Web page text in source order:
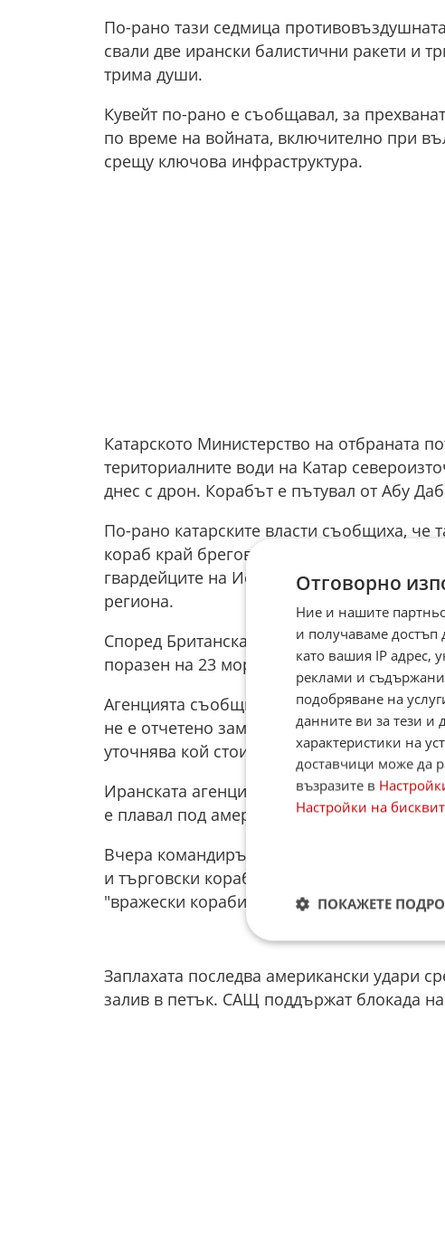
По-рано тази седмица
свали две ирански балистични ракети и
трима души.
Кувейт по-рано е съобщавал, за
по време на войната, включително при
срещу ключова инфраструктура.
Катарското Министерство на отбраната
териториалните води на Катар
днес с дрон. Корабът е пътувал от Абу
По-рано катарските власти съобщиха, че
кораб край бреговете на Катар. Това
гвардейците на Ислямската революция
региона.
Според Британската агенция за
поразен на 23 морски мили
Агенцията съобщи, че е избухнал малък
не е отчетено замърсяване на околната
уточнява кой стои зад атаката.
Иранската агенция Фарс, позовавайки
е плавал под американски флаг и е
Вчера командирът на флота на КГИР
и търговски кораби ще доведе до "тежък
"вражески кораби" в региона.
Заплахата последва американски удари
залив в петък. САЩ поддържат блокада
Отговорно
Ние и нашите
и получаваме
като вашия IP адрес,
реклами и
подобряване на
данните ви за тези и
характеристики на
доставчици може да
възразите в
Настройки на
ПОКАЖЕТЕ